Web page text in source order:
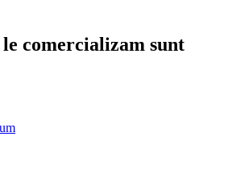
le comercializam sunt